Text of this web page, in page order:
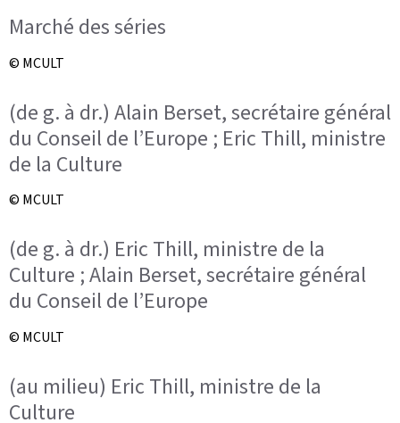
Marché des séries
© MCULT
(de g. à dr.) Alain Berset, secrétaire général
du Conseil de l’Europe ; Eric Thill, ministre
de la Culture
© MCULT
(de g. à dr.) Eric Thill, ministre de la
Culture ; Alain Berset, secrétaire général
du Conseil de l’Europe
© MCULT
(au milieu) Eric Thill, ministre de la
Culture